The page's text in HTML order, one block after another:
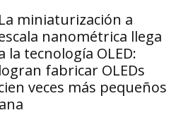
La miniaturización a
nanométrica llega
la tecnología OLED:
logran fabricar OLEDs
veces más pequeños